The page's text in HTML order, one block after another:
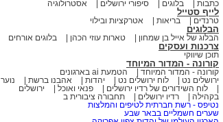
כתבות בלוגים סיפורי ירושלים אסטרולוגיה
לייף סטייל
טרנדים בריאות אטרקציות ובילוי
הבלוגים
הבלוג של אייל בן שמחון טארות עוזי הכהן בלוגים אורחים
צרכנות ועסקים
תוכן שיווקי
קורונה - המדור המיוחד
קורונה - המדור המיוחד
הטמעת ai בארגונים
ירושלים נט
לוח ירושלים נט יהדות אהבנו ברשת
נוער
לוח השידורים של רדיו ירושלים
פנאי ואוכל
ירושלים
בקהילה
רדיו ירושלים
תחבורה ציבורית ב
נטיפס - רשת חברתית לטיפים והמלצות
שערים חשמליים בבאר שבע